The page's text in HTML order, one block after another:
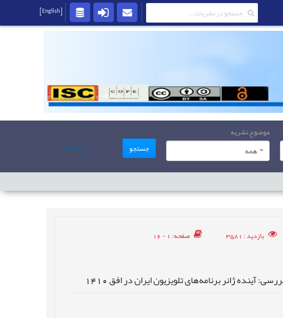
موضوع نشریه
همه
جستجو پیشرفته
بازدید: 3581 صفحه: 1 - 16
ژانر برنامه‌های تلویزیون ایران در افق 1410
[English]